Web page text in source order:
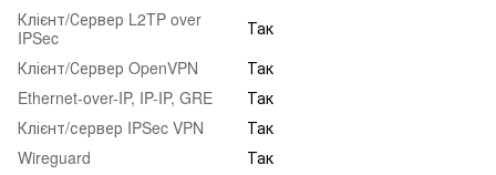
Клієнт/Сервер L2TP over
IPSec
Так
Клієнт/Сервер OpenVPN
Так
Ethernet-over-IP, IP-IP, GRE
Так
Клієнт/сервер IPSec VPN
Так
Wireguard
Так